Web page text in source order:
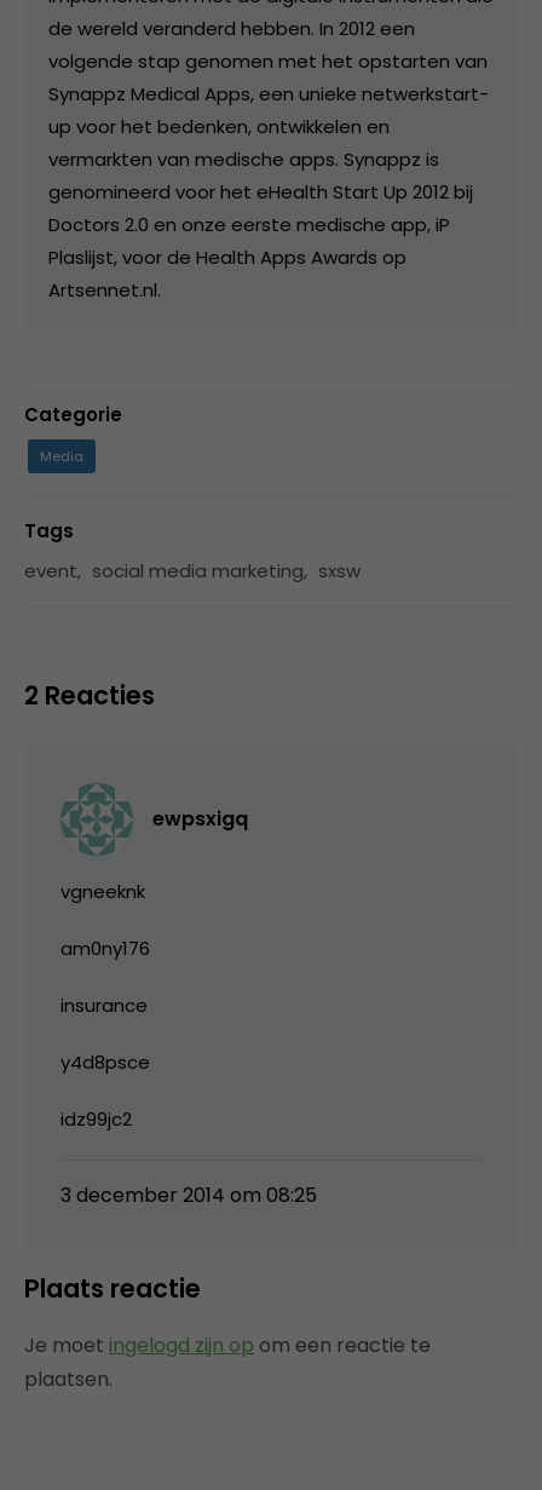
de wereld veranderd hebben. In 2012 een
volgende stap genomen met het opstarten van
Synappz Medical Apps, een unieke netwerkstart-
up voor het bedenken, ontwikkelen en
vermarkten van medische apps. Synappz is
genomineerd voor het eHealth Start Up 2012 bij
Doctors 2.0 en onze eerste medische app, iP
Plaslijst, voor de Health Apps Awards op
Artsennet.nl.
Categorie
Media
Tags
event, social media marketing, sxsw
2 Reacties
ewpsxigq
vgneeknk
am0ny176
insurance
y4d8psce
idz99jc2
3 december 2014 om 08:25
Plaats reactie
Je moet ingelogd zijn op om een reactie te
plaatsen.